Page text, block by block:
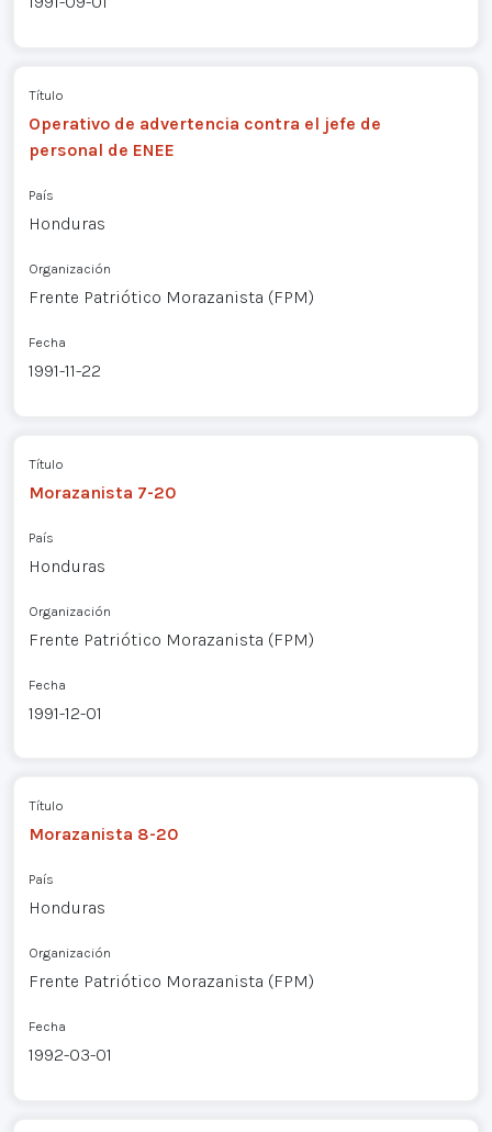
Título
Operativo de advertencia contra el jefe de
personal de ENEE
País
Honduras
Organización
Frente Patriótico Morazanista (FPM)
Fecha
1991-11-22
Título
Morazanista 7-20
País
Honduras
Organización
Frente Patriótico Morazanista (FPM)
Fecha
1991-12-01
Título
Morazanista 8-20
País
Honduras
Organización
Frente Patriótico Morazanista (FPM)
Fecha
1992-03-01